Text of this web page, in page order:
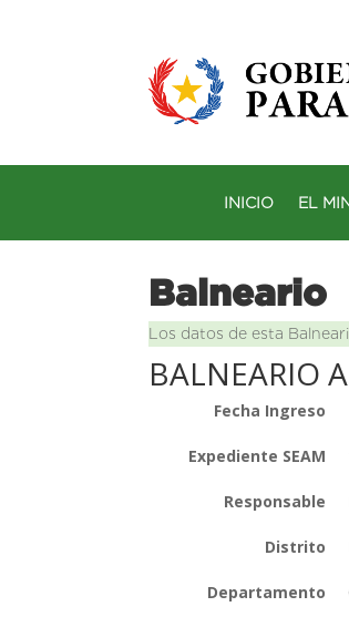
INICIO EL
Balneario
Los datos de esta
BALNEARIO
Fecha Ingreso
Expediente SEAM
Responsable
Distrito
Departamento